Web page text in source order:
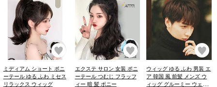
お気に入り
ミディアム ショート ポニ
ーテール ゆる ふわ ミセス
リラックス ウィッグ
お気に入り
エクステ サロン 女装 ポニ
ーテール つむじ フラッフ
ィー 暗 髪 ポニー
お
ウィッグ ゆる ふわ 男装 エ
ア 韓国 風 前髪 メンズ ウ
ィッグ グルーミー ウェー